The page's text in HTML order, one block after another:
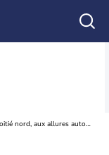
Vers un temps perturbé sur la moitié nord, aux allures automnales en fin de semaine